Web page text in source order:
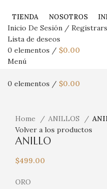
TIENDA NOSOTROS
Inicio De Sesión /
Lista de deseos
0 elementos / $0.00
Menú
0 elementos / $0.00
Home
ANILLOS
Volver a los productos
ANILLO
$499.00
ORO